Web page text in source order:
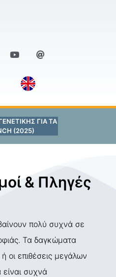
ΓΙΑ ΤΑ
(2025)
& Πληγές
πολύ συχνά σε
Τα δαγκώματα
οι επιθέσεις μεγάλων
συχνά